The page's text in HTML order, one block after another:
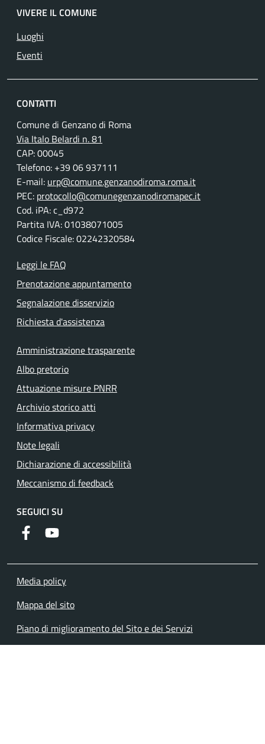
VIVERE IL COMUNE
Luoghi
Eventi
CONTATTI
Comune di Genzano di Roma
Via Italo Belardi n. 81
CAP: 00045
Telefono: +39 06 937111
E-mail: urp@comune.genzanodiroma.roma.it
PEC: protocollo@comunegenzanodiromapec.it
Cod. iPA: c_d972
Partita IVA: 01038071005
Codice Fiscale: 02242320584
Leggi le FAQ
Prenotazione appuntamento
Segnalazione disservizio
Richiesta d'assistenza
Amministrazione trasparente
Albo pretorio
Attuazione misure PNRR
Archivio storico atti
Informativa privacy
Note legali
Dichiarazione di accessibilità
Meccanismo di feedback
SEGUICI SU
FacebookYouTube
Media policy
Mappa del sito
Piano di miglioramento del Sito e dei Servizi